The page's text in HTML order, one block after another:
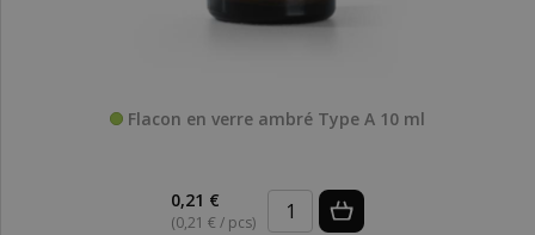
Flacon en verre ambré Type A 10 ml
0,21 €
(0,21 € / pcs)